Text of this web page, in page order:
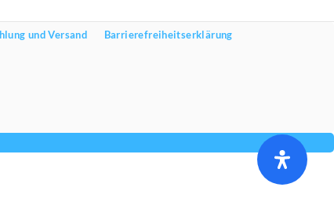
und Versand Barrierefreiheitserklärung